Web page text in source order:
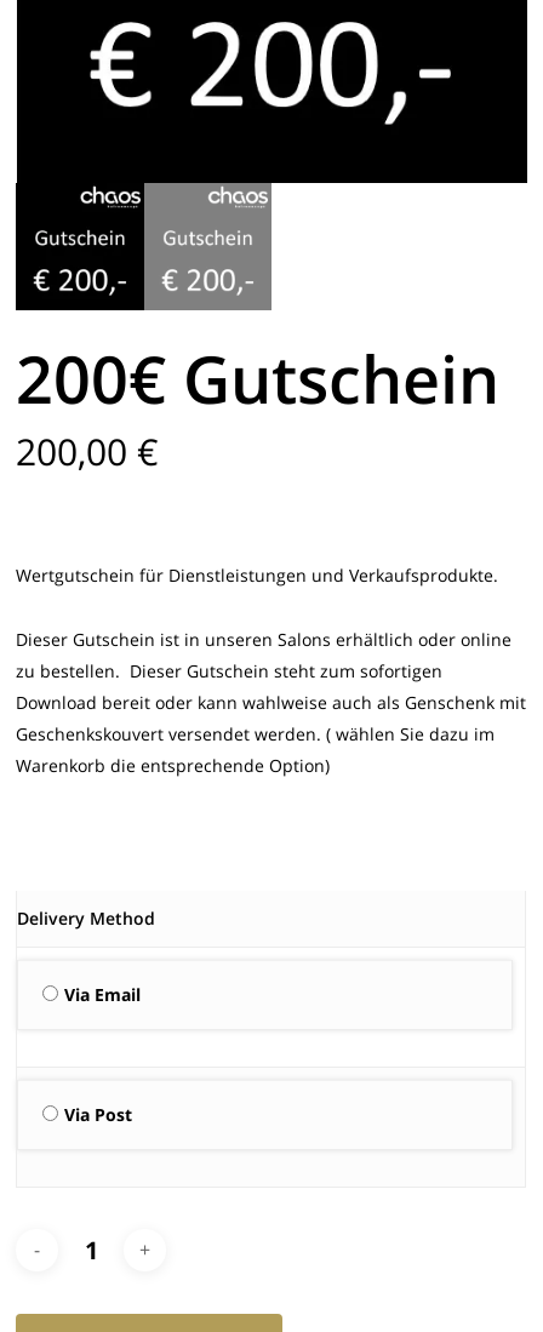
200€ Gutschein
200,00 €
Wertgutschein für Dienstleistungen und Verkaufsprodukte.
Dieser Gutschein ist in unseren Salons erhältlich oder online
zu bestellen. Dieser Gutschein steht zum sofortigen
Download bereit oder kann wahlweise auch als Genschenk mit
Geschenkskouvert versendet werden. ( wählen Sie dazu im
Warenkorb die entsprechende Option)
Delivery Method
Via Email
Via Post